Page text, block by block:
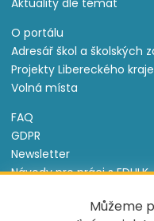
Můžeme
Aktuality dle témat
O portálu
Adresář škol a školských
Projekty Libereckého kraje
Volná místa
FAQ
GDPR
Newsletter
Návody pro práci s EDULK
Nastavení cookies